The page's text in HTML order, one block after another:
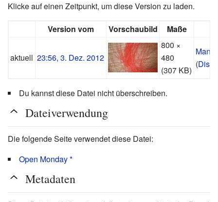
Klicke auf einen Zeitpunkt, um diese Version zu laden.
Version vom Vorschaubild Maße
aktuell 23:56, 3. Dez. 2012
800 ×
480
(307 KB)
(
Du kannst diese Datei nicht überschreiben.
Dateiverwendung
Die folgende Seite verwendet diese Datei:
Open Monday *
Metadaten